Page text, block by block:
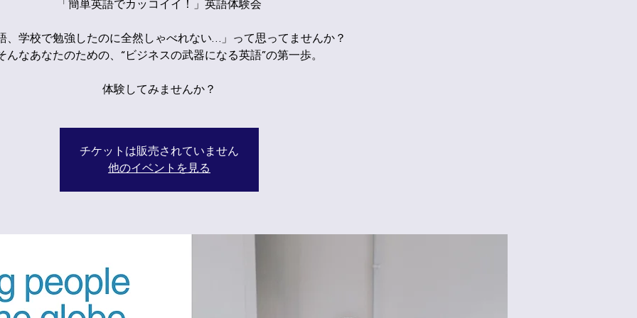
「簡単英語でカッコイイ！」英語体験会
、学校で勉強したのに全然しゃべれない…」って思ってませんか？
んなあなたのための、“ビジネスの武器になる英語”の第一歩。
体験してみませんか？
チケットは販売されていません
他のイベントを見る